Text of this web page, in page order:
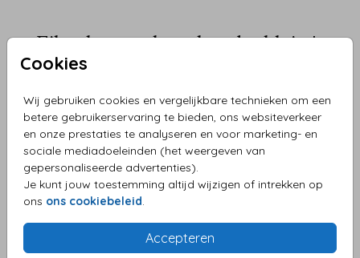
Cookies
Wij gebruiken cookies en vergelijkbare technieken om een
betere gebruikerservaring te bieden, ons websiteverkeer
en onze prestaties te analyseren en voor marketing- en
sociale mediadoeleinden (het weergeven van
gepersonaliseerde advertenties).
Je kunt jouw toestemming altijd wijzigen of intrekken op
ons ons cookiebeleid
Accepteren
Eikenhouten kaarthouder klein |
7cm
Aantal x 1 kaarthouders Prijs:€ 7,95
OMSCHRIJVING
Eikenhouten kaarthouder. Formaat: 7 cm (lengte) x 3 cm
Prijs:€ 7,95 per 1 kaarthouders